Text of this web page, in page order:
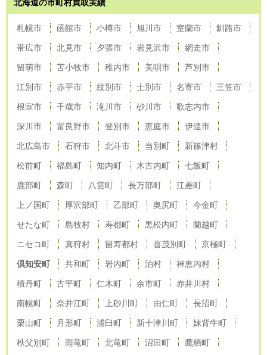
北海道の市町村買取実績
札幌市 函館市 小樽市 旭川市 室蘭市 釧路市
帯広市 北見市 夕張市 岩見沢市 網走市
留萌市 苫小牧市 稚内市 美唄市 芦別市
江別市 赤平市 紋別市 士別市 名寄市 三笠市
根室市 千歳市 滝川市 砂川市 歌志内市
深川市 富良野市 登別市 恵庭市 伊達市
北広島市 石狩市 北斗市 当別町 新篠津村
松前町 福島町 知内町 木古内町 七飯町
鹿部町 森町 八雲町 長万部町 江差町
上ノ国町 厚沢部町 乙部町 奥尻町 今金町
せたな町 島牧村 寿都町 黒松内町 蘭越町
ニセコ町 真狩村 留寿都村 喜茂別町 京極町
倶知安町 共和町 岩内町 泊村 神恵内村
積丹町 古平町 仁木町 余市町 赤井川村
南幌町 奈井江町 上砂川町 由仁町 長沼町
栗山町 月形町 浦臼町 新十津川町 妹背牛町
秩父別町 雨竜町 北竜町 沼田町 鷹栖町